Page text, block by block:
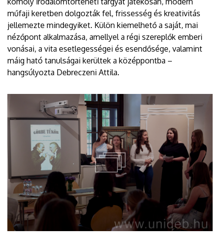
műfaji keretben dolgozták fel, frissesség és kreativitás
jellemezte mindegyiket. Külön kiemelhető a saját, mai
nézőpont alkalmazása, amellyel a régi szereplők emberi
vonásai, a vita esetlegességei és esendősége, valamint
máig ható tanulságai kerültek a középpontba –
hangsúlyozta Debreczeni Attila.